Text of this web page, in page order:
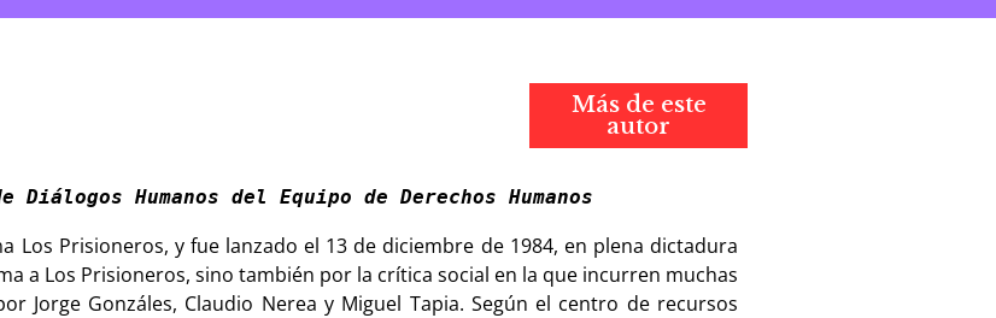
Más de este
autor
Humanos del Equipo de Derechos Humanos
Los Prisioneros, y fue lanzado el 13 de diciembre de 1984, en plena dictadura
a Los Prisioneros, sino también por la crítica social en la que incurren muchas
Jorge Gonzáles, Claudio Nerea y Miguel Tapia. Según el centro de recursos